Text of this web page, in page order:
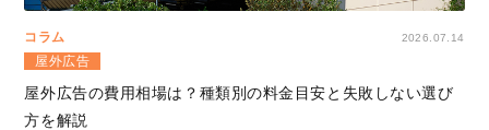
コラム 2026.07.14
屋外広告
屋外広告の費用相場は？種類別の料金目安と失敗しない選び
方を解説